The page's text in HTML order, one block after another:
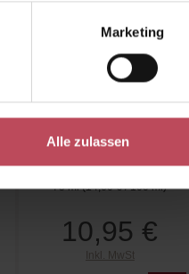
Marketing
Alle zulassen
Marvis
Sweet & Sour
Zahnpasta
75 ml(14,60 € / 100 ml)
Regulärer Preis:
10,95 €
Inkl. MwSt